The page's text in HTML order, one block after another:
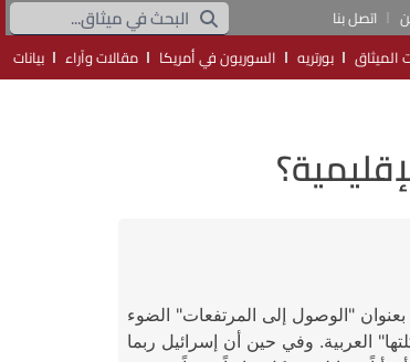
اتصل بنا
الميثاق بورتريه السوريون في أمريكا مقالات وآراء بيانات
"الوصول إلى المرتفعات" الضوء
العربية. وفي حين أن إسرائيل ربما